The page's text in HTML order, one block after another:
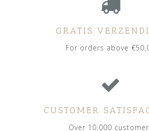
GRATIS
For orders above
CUSTOMER
Over 10.000